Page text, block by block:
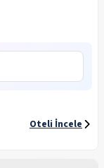
Oteli İncele